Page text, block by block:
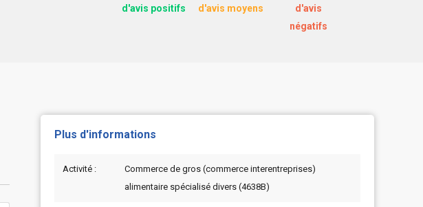
d'avis positifs d'avis moyens
d'avis
négatifs
Plus d'informations
Activité :
Commerce de gros (commerce interentreprises)
alimentaire spécialisé divers (4638B)